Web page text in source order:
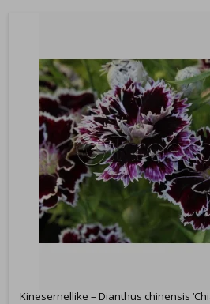
Kinesernellike – Dianthus chinensis